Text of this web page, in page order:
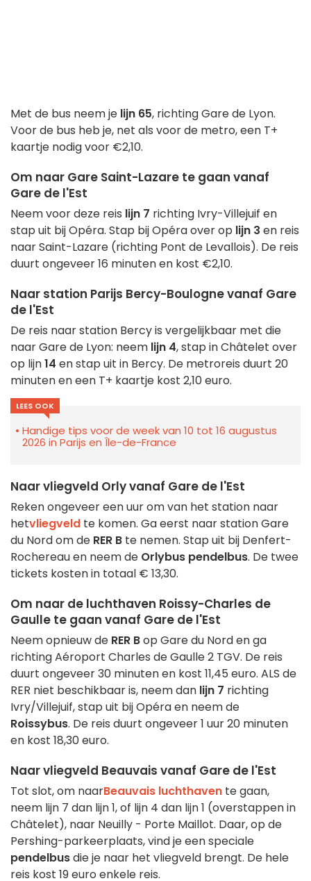
Met de bus neem je lijn 65, richting Gare de Lyon.
Voor de bus heb je, net als voor de metro, een T+
kaartje nodig voor €2,10.
Om naar Gare Saint-Lazare te gaan vanaf
Gare de l'Est
Neem voor deze reis lijn 7 richting Ivry-Villejuif en
stap uit bij Opéra. Stap bij Opéra over op lijn 3 en reis
naar Saint-Lazare (richting Pont de Levallois). De reis
duurt ongeveer 16 minuten en kost €2,10.
Naar station Parijs Bercy-Boulogne vanaf Gare
de l'Est
De reis naar station Bercy is vergelijkbaar met die
naar Gare de Lyon: neem lijn 4, stap in Châtelet over
op lijn14 en stap uit in Bercy. De metroreis duurt 20
minuten en een T+ kaartje kost 2,10 euro.
LEES OOK
Handige tips voor de week van 10 tot 16 augustus
2026 in Parijs en Île-de-France
Naar vliegveld Orly vanaf Gare de l'Est
Reken ongeveer een uur om van het station naar
hetvliegveld te komen. Ga eerst naar station Gare
du Nord om de RER B te nemen. Stap uit bij Denfert-
Rochereau en neem de Orlybus pendelbus. De twee
tickets kosten in totaal € 13,30.
Om naar de luchthaven Roissy-Charles de
Gaulle te gaan vanaf Gare de l'Est
Neem opnieuw de RER Bop Gare du Nord en ga
richting Aéroport Charles de Gaulle 2 TGV. De reis
duurt ongeveer 30 minuten en kost 11,45 euro. ALS de
RER niet beschikbaar is, neem dan lijn 7 richting
Ivry/Villejuif, stap uit bij Opéra en neem de
Roissybus. De reis duurt ongeveer 1 uur 20 minuten
en kost 18,30 euro.
Naar vliegveld Beauvais vanaf Gare de l'Est
Tot slot, om naarBeauvais luchthaven te gaan,
neem lijn 7 dan lijn 1, of lijn 4 dan lijn 1 (overstappen in
Châtelet), naar Neuilly - Porte Maillot. Daar, op de
Pershing-parkeerplaats, vind je een speciale
pendelbusdie je naar het vliegveld brengt. De hele
reis kost 19 euro enkele reis.